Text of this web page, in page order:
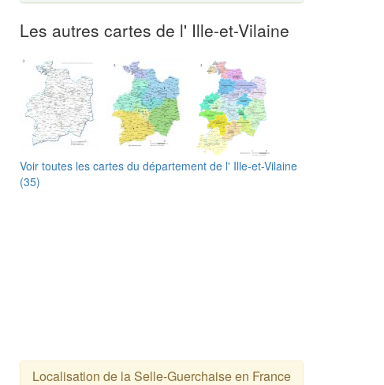
Les autres cartes de l' Ille-et-Vilaine
Voir toutes les cartes du département de l' Ille-et-Vilaine
(35)
Localisation de la Selle-Guerchaise en France